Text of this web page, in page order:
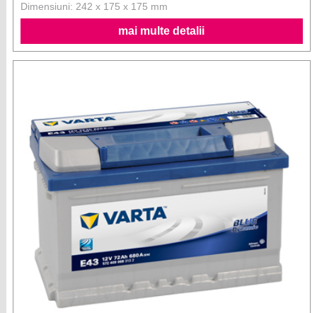
Dimensiuni: 242 x 175 x 175 mm
mai multe detalii